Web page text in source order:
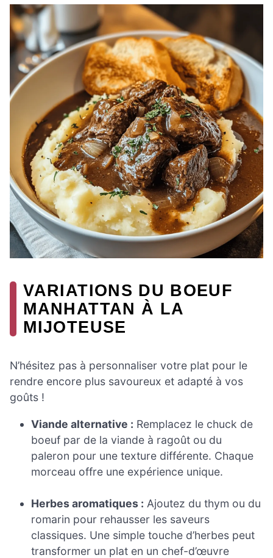
VARIATIONS DU BOEUF
MANHATTAN À LA
MIJOTEUSE
N’hésitez pas à personnaliser votre plat pour le
rendre encore plus savoureux et adapté à vos
goûts !
Viande alternative : Remplacez le chuck de
boeuf par de la viande à ragoût ou du
paleron pour une texture différente. Chaque
morceau offre une expérience unique.
Herbes aromatiques : Ajoutez du thym ou du
romarin pour rehausser les saveurs
classiques. Une simple touche d’herbes peut
transformer un plat en un chef-d’œuvre